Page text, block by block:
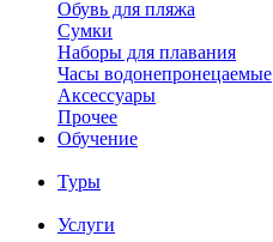
Обувь для пляжа
Сумки
Наборы для плавания
Часы водонепронецаемые
Аксессуары
Прочее
Обучение
Туры
Услуги